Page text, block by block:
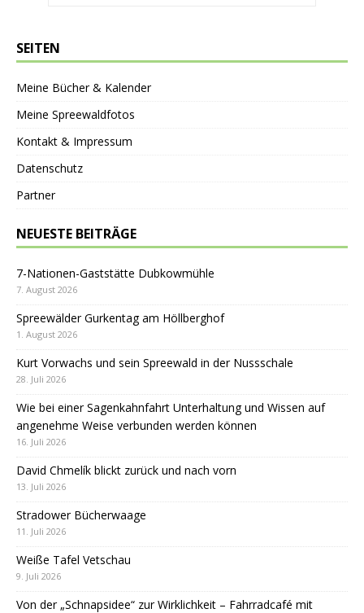
SEITEN
Meine Bücher & Kalender
Meine Spreewaldfotos
Kontakt & Impressum
Datenschutz
Partner
NEUESTE BEITRÄGE
7-Nationen-Gaststätte Dubkowmühle
7. August 2026
Spreewälder Gurkentag am Höllberghof
1. August 2026
Kurt Vorwachs und sein Spreewald in der Nussschale
28. Juli 2026
Wie bei einer Sagenkahnfahrt Unterhaltung und Wissen auf
angenehme Weise verbunden werden können
16. Juli 2026
David Chmelík blickt zurück und nach vorn
13. Juli 2026
Stradower Bücherwaage
11. Juli 2026
Weiße Tafel Vetschau
9. Juli 2026
Von der „Schnapsidee“ zur Wirklichkeit – Fahrradcafé mit